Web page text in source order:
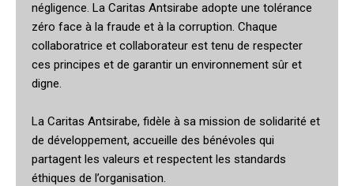
négligence. La Caritas Antsirabe adopte une tolérance
zéro face à la fraude et à la corruption. Chaque
collaboratrice et collaborateur est tenu de respecter
ces principes et de garantir un environnement sûr et
digne.
La Caritas Antsirabe, fidèle à sa mission de solidarité et
de développement, accueille des bénévoles qui
partagent les valeurs et respectent les standards
éthiques de l’organisation.